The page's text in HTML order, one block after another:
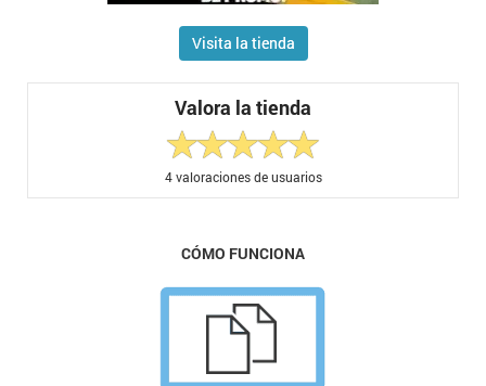
Visita la tienda
Valora la tienda
4valoraciones de usuarios
CÓMO FUNCIONA